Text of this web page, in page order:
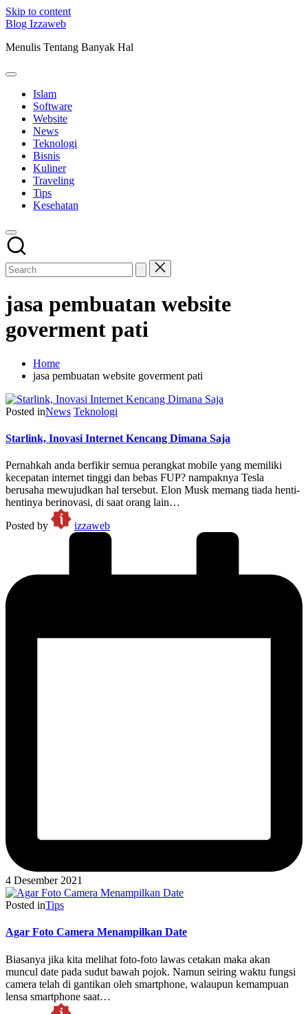
Skip to content
Blog Izzaweb
Menulis Tentang Banyak Hal
Islam
Software
Website
News
Teknologi
Bisnis
Kuliner
Traveling
Tips
Kesehatan
jasa pembuatan website
goverment pati
Home
jasa pembuatan website goverment pati
Posted inNews Teknologi
Starlink, Inovasi Internet Kencang Dimana Saja
Pernahkah anda berfikir semua perangkat mobile yang memiliki
kecepatan internet tinggi dan bebas FUP? nampaknya Tesla
berusaha mewujudkan hal tersebut. Elon Musk memang tiada henti-
hentinya berinovasi, di saat orang lain…
Posted by
izzaweb
4 Desember 2021
Posted inTips
Agar Foto Camera Menampilkan Date
Biasanya jika kita melihat foto-foto lawas cetakan maka akan
muncul date pada sudut bawah pojok. Namun seiring waktu fungsi
camera telah di gantikan oleh smartphone, walaupun kemampuan
lensa smartphone saat…